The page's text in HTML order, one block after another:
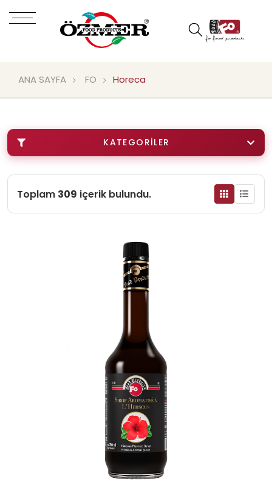
ANA SAYFA FO Horeca
KATEGORILER
Toplam 309 içerik bulundu.